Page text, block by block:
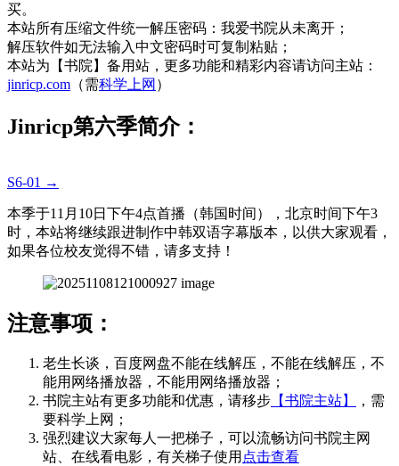
买。
本站所有压缩文件统一解压密码：我爱书院从未离开；
解压软件如无法输入中文密码时可复制粘贴；
本站为【书院】备用站，更多功能和精彩内容请访问主站：
jinricp.com （需科学上网 ）
Jinricp第六季简介：
S6-01 →
本季于11月10日下午4点首播（韩国时间），北京时间下午3
时，本站将继续跟进制作中韩双语字幕版本，以供大家观看，
如果各位校友觉得不错，请多支持！
注意事项：
老生长谈，百度网盘不能在线解压，不能在线解压，不
能用网络播放器，不能用网络播放器；
书院主站有更多功能和优惠，请移步 【书院主站】
，需
要科学上网；
强烈建议大家每人一把梯子，可以流畅访问书院主网
站、在线看电影，有关梯子使用 点击查看